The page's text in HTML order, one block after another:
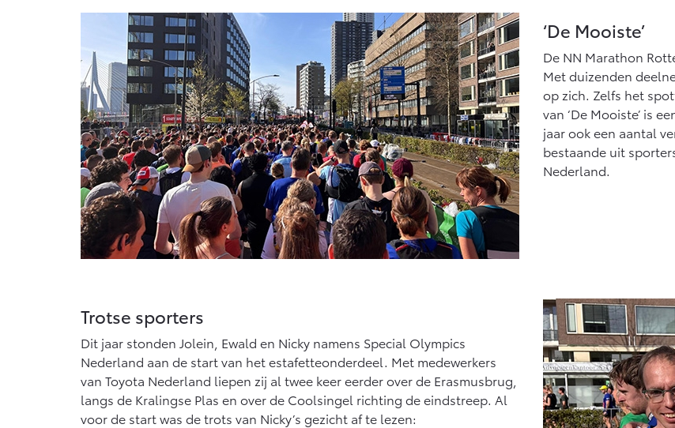
‘De Mooiste’
De NN Marathon
Met duizenden
op zich. Zelfs het
van ‘De Mooiste’ is
jaar ook een aantal
bestaande uit
Nederland.
Trotse sporters
Dit jaar stonden Jolein, Ewald en Nicky namens Special Olympics
Nederland aan de start van het estafetteonderdeel. Met medewerkers
van Toyota Nederland liepen zij al twee keer eerder over de Erasmusbrug,
langs de Kralingse Plas en over de Coolsingel richting de eindstreep. Al
voor de start was de trots van Nicky’s gezicht af te lezen: